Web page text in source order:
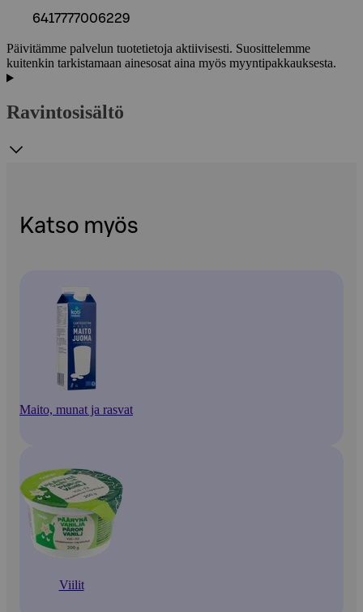
6417777006229
Päivitämme palvelun tuotetietoja aktiivisesti. Suosittelemme
kuitenkin tarkistamaan ainesosat aina myös myyntipakkauksesta.
Ravintosisältö
Katso myös
Maito, munat ja rasvat
Viilit